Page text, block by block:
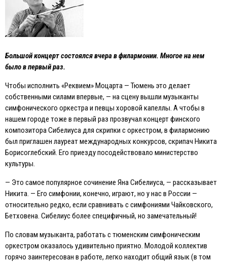
Большой концерт состоялся вчера в филармонии. Многое на нем
было в первый раз.
Чтобы исполнить «Реквием» Моцарта — Тюмень это делает
собственными силами впервые, — на сцену вышли музыканты
симфонического оркестра и певцы хоровой капеллы. А чтобы в
нашем городе тоже в первый раз прозвучал концерт финского
композитора Сибелиуса для скрипки с оркестром, в филармонию
был приглашен лауреат международных конкурсов, скрипач Никита
Борисоглебский. Его приезду посодействовало министерство
культуры.
— Это самое популярное сочинение Яна Сибелиуса, — рассказывает
Никита. — Его симфонии, конечно, играют, но у нас в России —
относительно редко, если сравнивать с симфониями Чайковского,
Бетховена. Сибелиус более специфичный, но замечательный!
По словам музыканта, работать с тюменским симфоническим
оркестром оказалось удивительно приятно. Молодой коллектив
горячо заинтересован в работе, легко находит общий язык (в том